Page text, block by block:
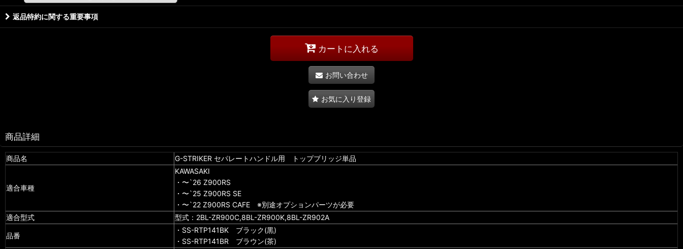
返品特約に関する重要事項
カートに入れる
お問い合わせ
お気に入り登録
商品詳細
商品名 G-STRIKER セパレートハンドル用 トップブリッジ単品
適合車種
KAWASAKI
・〜`26 Z900RS
・〜`25 Z900RS SE
・〜`22 Z900RS CAFE ※別途オプションパーツが必要
適合型式
型式：2BL-ZR900C,8BL-ZR900K,8BL-ZR902A
品番
・SS-RTP141BK ブラック(黒)
・SS-RTP141BR ブラウン(茶)